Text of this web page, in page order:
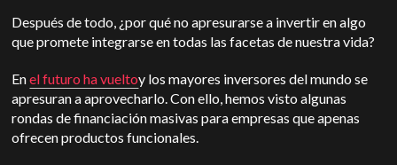
Después de todo, ¿por qué no apresurarse a invertir en algo
que promete integrarse en todas las facetas de nuestra vida?
Enel futuro ha vueltoy los mayores inversores del mundo se
apresuran a aprovecharlo. Con ello, hemos visto algunas
rondas de financiación masivas para empresas que apenas
ofrecen productos funcionales.